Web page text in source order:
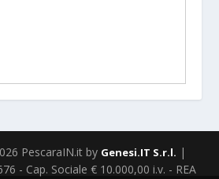
PescaraIN.it by Genesi.IT S.r.l. |
- Cap. Sociale € 10.000,00 i.v. - REA